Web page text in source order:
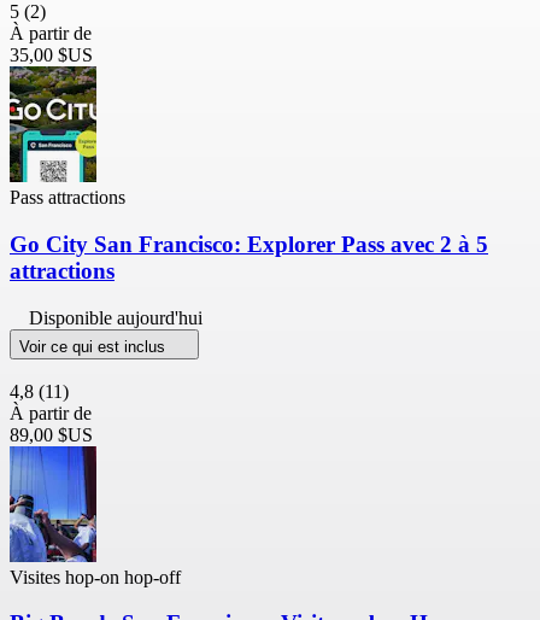
5 (2)
À partir de
35,00 $US
Pass attractions
Go City San Francisco: Explorer Pass avec 2 à 5
attractions
Disponible aujourd'hui
Voir ce qui est inclus
4,8 (11)
À partir de
89,00 $US
Visites hop-on hop-off